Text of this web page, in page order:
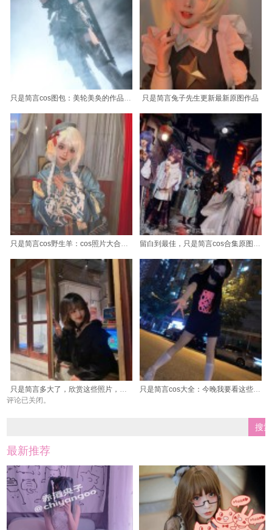
只是简言兔子先生更新最新原图作品
只是简言多大了，欣赏这些照片，美到让你心静如水。
只是简言cos大全：今晚我要看这些精选美图
评论已关闭。
最新推荐